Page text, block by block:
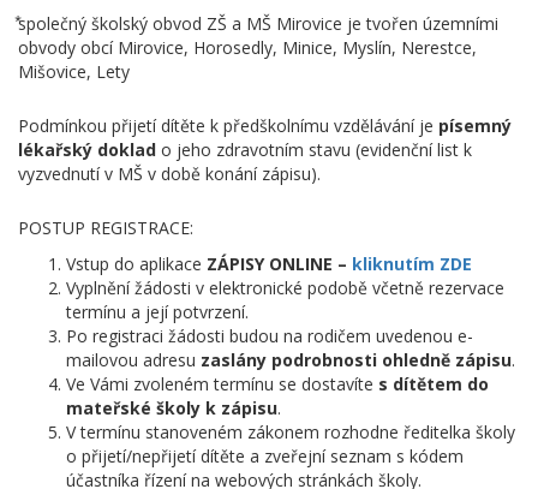
⃰společný školský obvod ZŠ a MŠ Mirovice je tvořen územními
obvody obcí Mirovice, Horosedly, Minice, Myslín, Nerestce,
Mišovice, Lety
Podmínkou přijetí dítěte k předškolnímu vzdělávání je písemný
lékařský doklad o jeho zdravotním stavu (evidenční list k
vyzvednutí v MŠ v době konání zápisu).
POSTUP REGISTRACE:
Vstup do aplikace ZÁPISY ONLINE – kliknutím ZDE
Vyplnění žádosti v elektronické podobě včetně rezervace
termínu a její potvrzení.
Po registraci žádosti budou na rodičem uvedenou e-
mailovou adresu zaslány podrobnosti ohledně zápisu.
Ve Vámi zvoleném termínu se dostavíte s dítětem do
mateřské školy k zápisu.
V termínu stanoveném zákonem rozhodne ředitelka školy
o přijetí/nepřijetí dítěte a zveřejní seznam s kódem
účastníka řízení na webových stránkách školy.